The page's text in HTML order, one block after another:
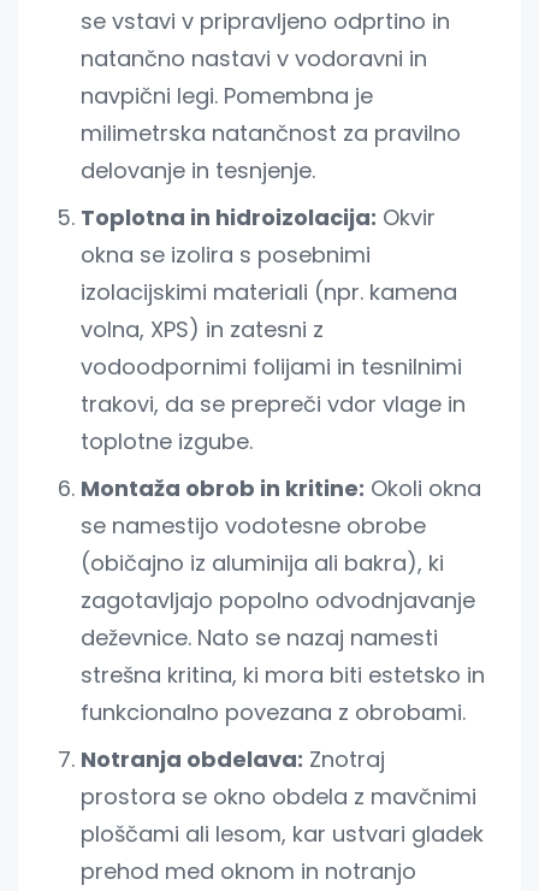
se vstavi v pripravljeno odprtino in
natančno nastavi v vodoravni in
navpični legi. Pomembna je
milimetrska natančnost za pravilno
delovanje in tesnjenje.
Toplotna in hidroizolacija: Okvir
okna se izolira s posebnimi
izolacijskimi materiali (npr. kamena
volna, XPS) in zatesni z
vodoodpornimi folijami in tesnilnimi
trakovi, da se prepreči vdor vlage in
toplotne izgube.
Montaža obrob in kritine: Okoli okna
se namestijo vodotesne obrobe
(običajno iz aluminija ali bakra), ki
zagotavljajo popolno odvodnjavanje
deževnice. Nato se nazaj namesti
strešna kritina, ki mora biti estetsko in
funkcionalno povezana z obrobami.
Notranja obdelava: Znotraj
prostora se okno obdela z mavčnimi
ploščami ali lesom, kar ustvari gladek
prehod med oknom in notranjo